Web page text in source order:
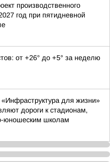
производственного
год при пятидневной
от +26° до +5° за неделю
«Инфраструктура для жизни»
дороги к стадионам,
юношеским школам